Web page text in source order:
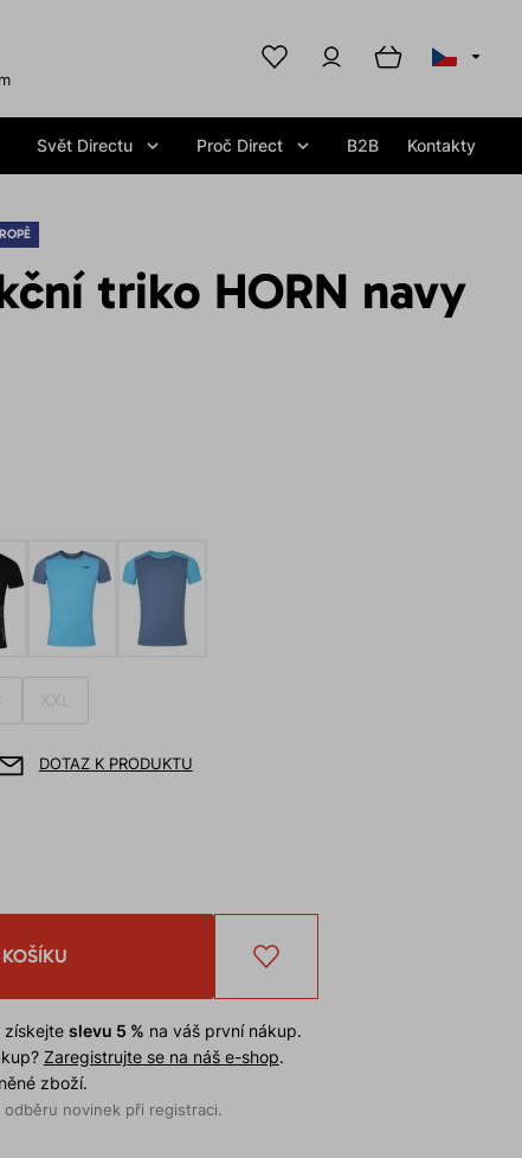
Svět Directu Proč Direct B2B Kontakty
triko HORN navy
XXL
DOTAZ K PRODUKTU
získejte slevu 5 % na váš první nákup.
Zaregistrujte se na náš e-shop.
zboží.
odběru novinek při registraci.